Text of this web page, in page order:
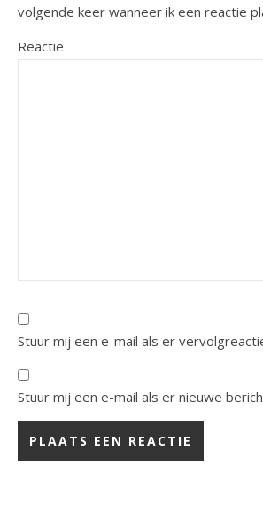
volgende keer wanneer ik een reactie
Reactie
Stuur mij een e-mail als er
Stuur mij een e-mail als er nieuwe